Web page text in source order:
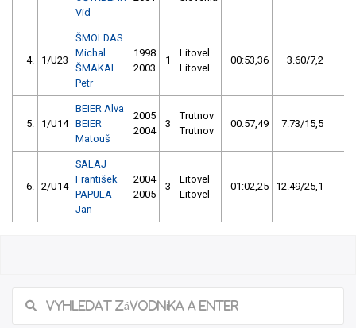
Vid
4. 1/U23
ŠMOLDAS
Michal
ŠMAKAL
Petr
1998
2003
1
Litovel
Litovel
00:53,36 3.60/7,2
5. 1/U14
BEIER Alva
BEIER
Matouš
2005
2004
3
Trutnov
Trutnov
00:57,49 7.73/15,5
6. 2/U14
SALAJ
František
PAPULA
Jan
2004
2005
3
Litovel
Litovel
01:02,25 12.49/25,1